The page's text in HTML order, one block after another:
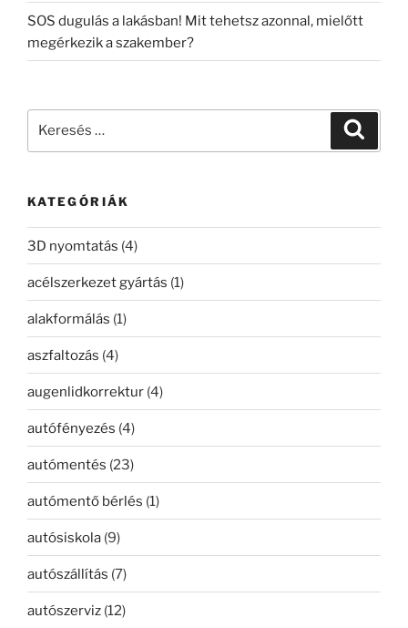
SOS dugulás a lakásban! Mit tehetsz azonnal, mielőtt
megérkezik a szakember?
KATEGÓRIÁK
3D nyomtatás (4)
acélszerkezet gyártás (1)
alakformálás (1)
aszfaltozás (4)
augenlidkorrektur (4)
autófényezés (4)
autómentés (23)
autómentő bérlés (1)
autósiskola (9)
autószállítás (7)
autószerviz (12)